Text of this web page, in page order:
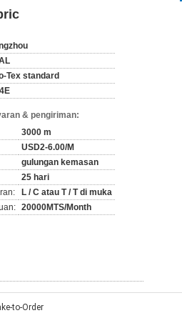
Tex standard
& pengiriman:
3000 m
USD2-6.00/M
gulungan kemasan
25 hari
L / C atau T / T di muka
20000MTS/Month
to-Order